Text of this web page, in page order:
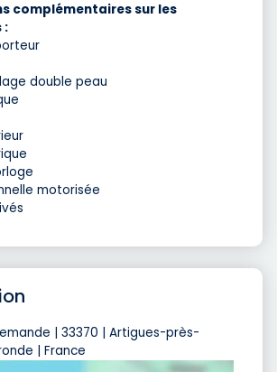
complémentaires sur les
:
double peau
motorisée
| 33370 | Artigues-près-
| France